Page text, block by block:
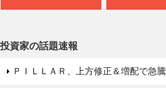
投資家の話題速報
ＰＩＬＬＡＲ、上方修正＆増配で急騰